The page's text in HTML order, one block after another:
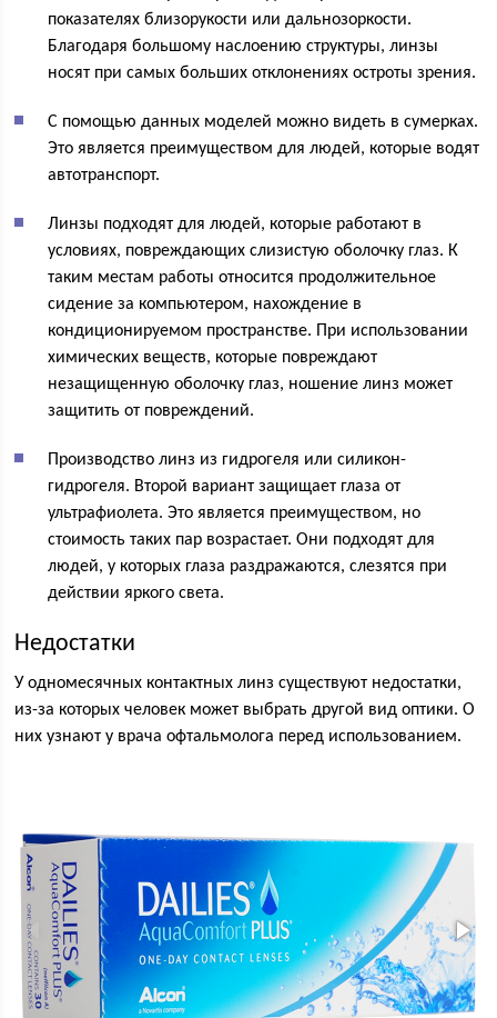
показателях близорукости или дальнозоркости.
Благодаря большому наслоению структуры, линзы
носят при самых больших отклонениях остроты зрения.
С помощью данных моделей можно видеть в сумерках.
Это является преимуществом для людей, которые водят
автотранспорт.
Линзы подходят для людей, которые работают в
условиях, повреждающих слизистую оболочку глаз. К
таким местам работы относится продолжительное
сидение за компьютером, нахождение в
кондиционируемом пространстве. При использовании
химических веществ, которые повреждают
незащищенную оболочку глаз, ношение линз может
защитить от повреждений.
Производство линз из гидрогеля или силикон-
гидрогеля. Второй вариант защищает глаза от
ультрафиолета. Это является преимуществом, но
стоимость таких пар возрастает. Они подходят для
людей, у которых глаза раздражаются, слезятся при
действии яркого света.
Недостатки
У одномесячных контактных линз существуют недостатки,
из-за которых человек может выбрать другой вид оптики. О
них узнают у врача офтальмолога перед использованием.